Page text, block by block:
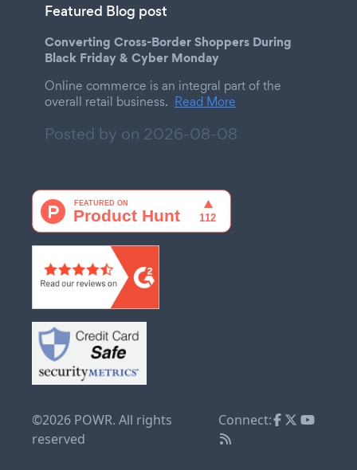
Featured Blog post
Converting Cross-Border Shoppers During
Black Friday & Cyber Monday
Online commerce is an integral part of the
overall retail business. Read More
Posted by on 2026-08-08
©2026 POWR. All rights
reserved
Connect: